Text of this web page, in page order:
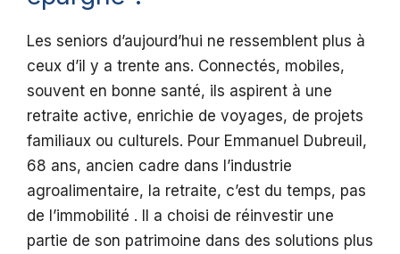
Les seniors d’aujourd’hui ne ressemblent plus à
ceux d’il y a trente ans. Connectés, mobiles,
souvent en bonne santé, ils aspirent à une
retraite active, enrichie de voyages, de projets
familiaux ou culturels. Pour Emmanuel Dubreuil,
68 ans, ancien cadre dans l’industrie
agroalimentaire, la retraite, c’est du temps, pas
de l’immobilité . Il a choisi de réinvestir une
partie de son patrimoine dans des solutions plus